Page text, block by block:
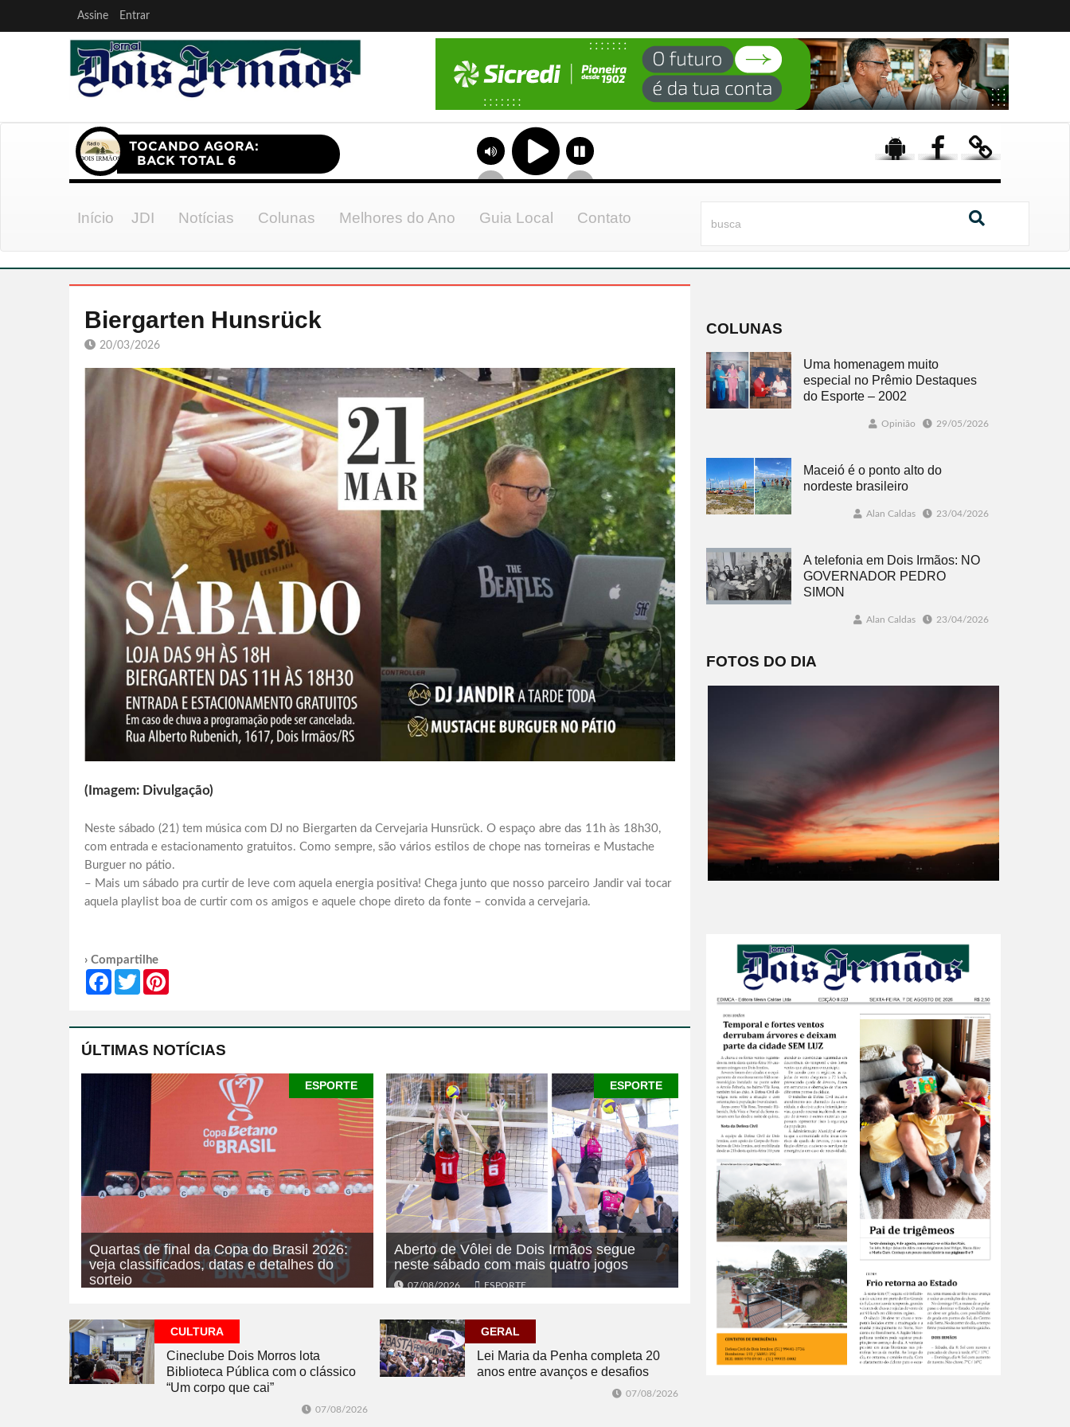
Assine Entrar
Início JDI Notícias Colunas Melhores do Ano Guia Local Contato
Biergarten Hunsrück
20/03/2026
(Imagem: Divulgação)
Neste sábado (21) tem música com DJ no Biergarten da Cervejaria Hunsrück. O espaço abre das 11h às 18h30,
com entrada e estacionamento gratuitos. Como sempre, são vários estilos de chope nas torneiras e Mustache
Burguer no pátio.
– Mais um sábado pra curtir de leve com aquela energia positiva! Chega junto que nosso parceiro Jandir vai tocar
aquela playlist boa de curtir com os amigos e aquele chope direto da fonte – convida a cervejaria.
› Compartilhe
FacebookTwitter
ÚLTIMAS NOTÍCIAS
ESPORTE
Quartas de final da Copa do Brasil 2026:
veja classificados, datas e detalhes do
sorteio
ESPORTE
Aberto de Vôlei de Dois Irmãos segue
neste sábado com mais quatro jogos
07/08/2026 ESPORTE
CULTURA
Cineclube Dois Morros lota
Biblioteca Pública com o clássico
“Um corpo que cai”
07/08/2026
GERAL
Lei Maria da Penha completa 20
anos entre avanços e desafios
07/08/2026
COLUNAS
Uma homenagem muito
especial no Prêmio Destaques
do Esporte – 2002
Opinião 29/05/2026
Maceió é o ponto alto do
nordeste brasileiro
Alan Caldas 23/04/2026
A telefonia em Dois Irmãos: NO
GOVERNADOR PEDRO
SIMON
Alan Caldas 23/04/2026
FOTOS DO DIA